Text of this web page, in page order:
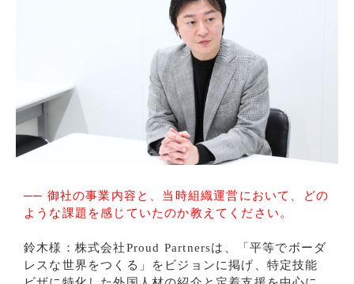
── 御社の事業内容と、当時組織運営において、どの
ような課題を感じていたのか教えてください。
鈴木様：株式会社Proud Partnersは、「平等でボーダ
レスな世界をつくる」をビジョンに掲げ、特定技能